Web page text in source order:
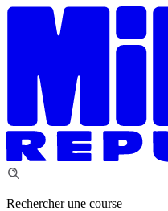
Rechercher une course